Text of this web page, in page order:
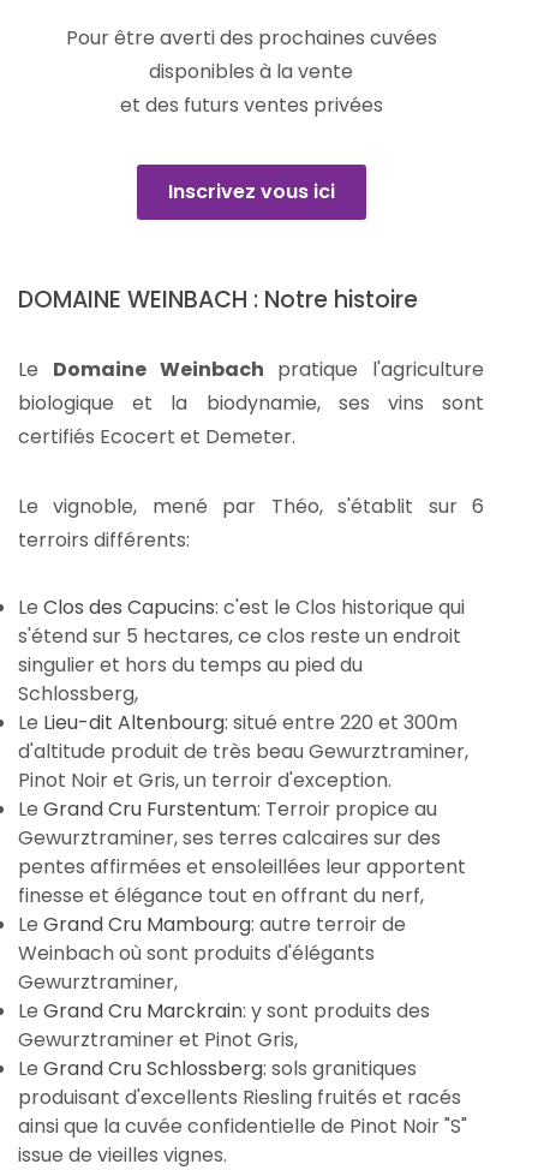
Pour être averti des prochaines cuvées
disponibles à la vente
et des futurs ventes privées
Inscrivez vous ici
DOMAINE WEINBACH : Notre histoire
Le Domaine Weinbach pratique l'agriculture
biologique et la biodynamie, ses vins sont
certifiés Ecocert et Demeter.
Le vignoble, mené par Théo, s'établit sur 6
terroirs différents:
Le Clos des Capucins: c'est le Clos historique qui
s'étend sur 5 hectares, ce clos reste un endroit
singulier et hors du temps au pied du
Schlossberg,
Le Lieu-dit Altenbourg: situé entre 220 et 300m
d'altitude produit de très beau Gewurztraminer,
Pinot Noir et Gris, un terroir d'exception.
Le Grand Cru Furstentum: Terroir propice au
Gewurztraminer, ses terres calcaires sur des
pentes affirmées et ensoleillées leur apportent
finesse et élégance tout en offrant du nerf,
Le Grand Cru Mambourg: autre terroir de
Weinbach où sont produits d'élégants
Gewurztraminer,
Le Grand Cru Marckrain: y sont produits des
Gewurztraminer et Pinot Gris,
Le Grand Cru Schlossberg: sols granitiques
produisant d'excellents Riesling fruités et racés
ainsi que la cuvée confidentielle de Pinot Noir "S"
issue de vieilles vignes.